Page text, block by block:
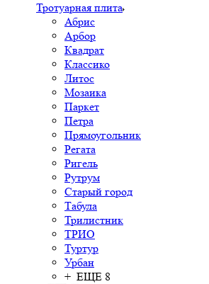
Тротуарная плита
Абрис
Арбор
Квадрат
Классико
Литос
Мозаика
Паркет
Петра
Прямоугольник
Регата
Ригель
Рутрум
Старый город
Табула
Трилистник
ТРИО
Туртур
Урбан
+ ЕЩЕ 8